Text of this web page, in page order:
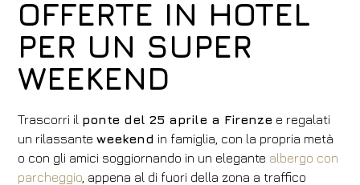
OFFERTE IN HOTEL
PER UN SUPER
WEEKEND
Trascorri il ponte del 25 aprile a Firenze e regalati
un rilassanteweekend in famiglia, con la propria metà
o con gli amici soggiornando in un elegante albergo con
parcheggio , appena al di fuori della zona a traffico